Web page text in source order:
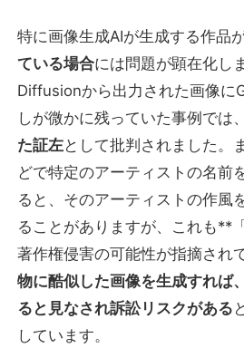
特に画像生成AIが生成する作品が
ている場合には問題が顕在化し
Diffusionから出力された画像に
しが微かに残っていた事例では、
た証左として批判されました。
どで特定のアーティストの名前
ると、そのアーティストの作風
ることがありますが、これも**
著作権侵害の可能性が指摘され
物に酷似した画像を生成すれば
ると見なされ訴訟リスクがある
しています。